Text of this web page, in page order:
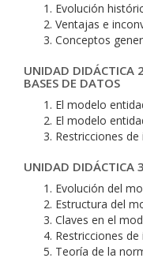
Evolución
Ventajas e
Conceptos
UNIDAD DIDÁCTICA
BASES DE DATOS
El modelo
El modelo
Restricciones de
UNIDAD DIDÁCTICA
Evolución del
Estructura del
Claves en el
Restricciones de
Teoría de la